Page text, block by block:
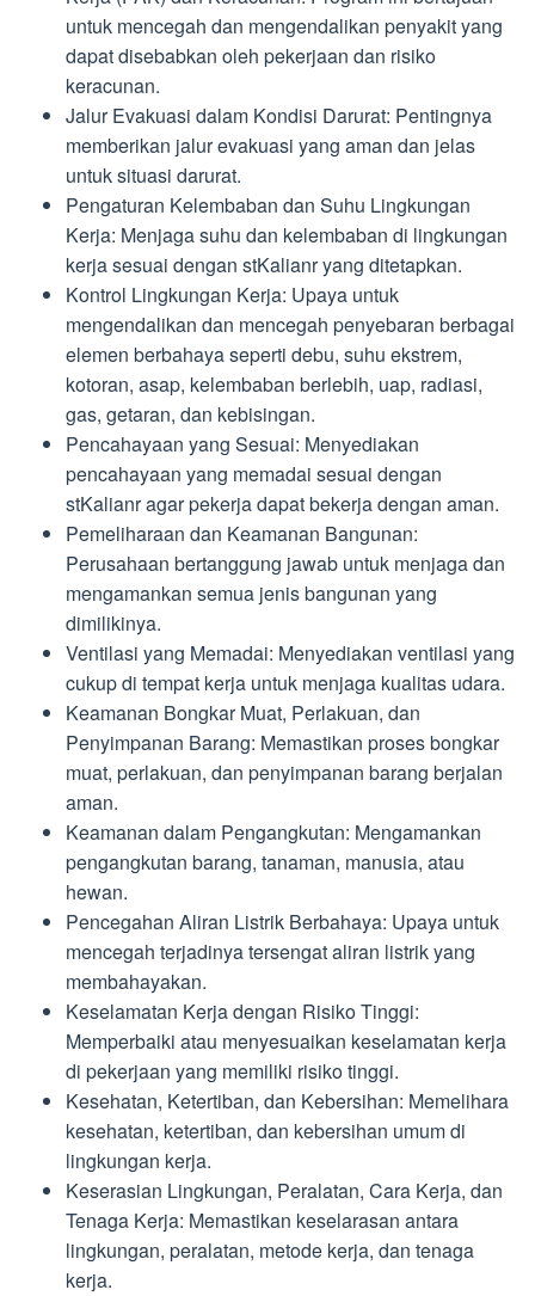
untuk mencegah dan mengendalikan penyakit yang
dapat disebabkan oleh pekerjaan dan risiko
keracunan.
Jalur Evakuasi dalam Kondisi Darurat: Pentingnya
memberikan jalur evakuasi yang aman dan jelas
untuk situasi darurat.
Pengaturan Kelembaban dan Suhu Lingkungan
Kerja: Menjaga suhu dan kelembaban di lingkungan
kerja sesuai dengan stKalianr yang ditetapkan.
Kontrol Lingkungan Kerja: Upaya untuk
mengendalikan dan mencegah penyebaran berbagai
elemen berbahaya seperti debu, suhu ekstrem,
kotoran, asap, kelembaban berlebih, uap, radiasi,
gas, getaran, dan kebisingan.
Pencahayaan yang Sesuai: Menyediakan
pencahayaan yang memadai sesuai dengan
stKalianr agar pekerja dapat bekerja dengan aman.
Pemeliharaan dan Keamanan Bangunan:
Perusahaan bertanggung jawab untuk menjaga dan
mengamankan semua jenis bangunan yang
dimilikinya.
Ventilasi yang Memadai: Menyediakan ventilasi yang
cukup di tempat kerja untuk menjaga kualitas udara.
Keamanan Bongkar Muat, Perlakuan, dan
Penyimpanan Barang: Memastikan proses bongkar
muat, perlakuan, dan penyimpanan barang berjalan
aman.
Keamanan dalam Pengangkutan: Mengamankan
pengangkutan barang, tanaman, manusia, atau
hewan.
Pencegahan Aliran Listrik Berbahaya: Upaya untuk
mencegah terjadinya tersengat aliran listrik yang
membahayakan.
Keselamatan Kerja dengan Risiko Tinggi:
Memperbaiki atau menyesuaikan keselamatan kerja
di pekerjaan yang memiliki risiko tinggi.
Kesehatan, Ketertiban, dan Kebersihan: Memelihara
kesehatan, ketertiban, dan kebersihan umum di
lingkungan kerja.
Keserasian Lingkungan, Peralatan, Cara Kerja, dan
Tenaga Kerja: Memastikan keselarasan antara
lingkungan, peralatan, metode kerja, dan tenaga
kerja.